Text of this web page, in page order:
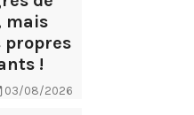
mais
propres
!
03/08/2026